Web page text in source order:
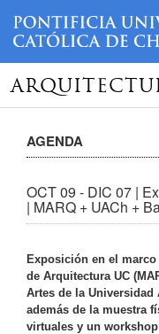
AGENDA
OCT 09 - DIC 07 |
| MARQ + UACh +
Exposición en el
de Arquitectura UC
Artes de la
además de la muestra
virtuales y un